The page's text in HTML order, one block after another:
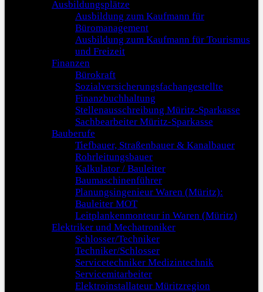
Ausbildungsplätze
Ausbildung zum Kaufmann für
Büromanagement
Ausbildung zum Kaufmann für Tourismus
und Freizeit
Finanzen
Bürokraft
Sozialversicherungsfachangestellte
Finanzbuchhaltung
Stellenausschreibung Müritz-Sparkasse
Sachbearbeiter Müritz-Sparkasse
Bauberufe
Tiefbauer, Straßenbauer & Kanalbauer
Rohrleitungsbauer
Kalkulator / Bauleiter
Baumaschinenführer
Planungsingenieur Waren (Müritz):
Bauleiter MOT
Leitplankenmonteur in Waren (Müritz)
Elektriker und Mechatroniker
Schlosser/Techniker
Techniker/Schlosser
Servicetechniker Medizintechnik
Servicemitarbeiter
Elektroinstallateur Müritzregion